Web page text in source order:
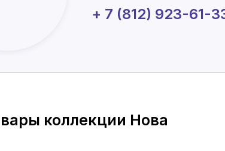
+ 7 (812) 923-61-
коллекции Нова